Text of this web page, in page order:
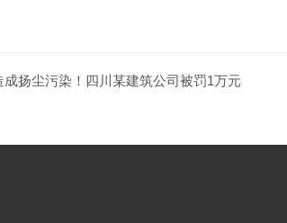
扬尘污染！四川某建筑公司被罚1万元